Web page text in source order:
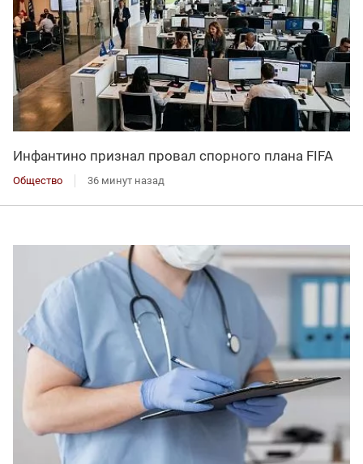
Инфантино признал провал спорного плана FIFA
Общество 36 минут назад